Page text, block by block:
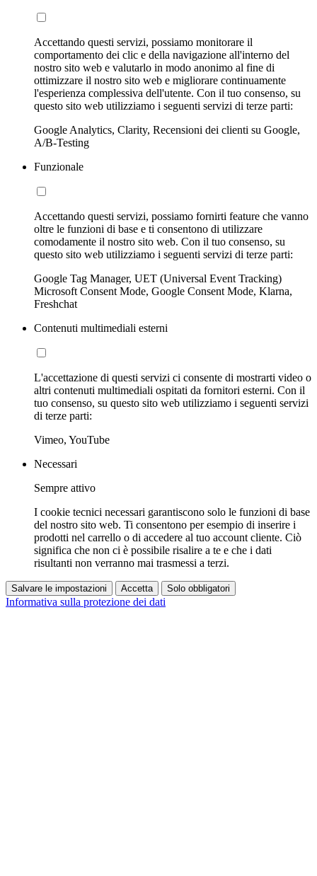
Accettando questi servizi, possiamo monitorare il
comportamento dei clic e della navigazione all'interno del
nostro sito web e valutarlo in modo anonimo al fine di
ottimizzare il nostro sito web e migliorare continuamente
l'esperienza complessiva dell'utente. Con il tuo consenso, su
questo sito web utilizziamo i seguenti servizi di terze parti:
Google Analytics, Clarity, Recensioni dei clienti su Google,
A/B-Testing
Funzionale
Accettando questi servizi, possiamo fornirti feature che vanno
oltre le funzioni di base e ti consentono di utilizzare
comodamente il nostro sito web. Con il tuo consenso, su
questo sito web utilizziamo i seguenti servizi di terze parti:
Google Tag Manager, UET (Universal Event Tracking)
Microsoft Consent Mode, Google Consent Mode, Klarna,
Freshchat
Contenuti multimediali esterni
L'accettazione di questi servizi ci consente di mostrarti video o
altri contenuti multimediali ospitati da fornitori esterni. Con il
tuo consenso, su questo sito web utilizziamo i seguenti servizi
di terze parti:
Vimeo, YouTube
Necessari
Sempre attivo
I cookie tecnici necessari garantiscono solo le funzioni di base
del nostro sito web. Ti consentono per esempio di inserire i
prodotti nel carrello o di accedere al tuo account cliente. Ciò
significa che non ci è possibile risalire a te e che i dati
risultanti non verranno mai trasmessi a terzi.
Salvare le impostazioni Accetta Solo obbligatori
Informativa sulla protezione dei dati